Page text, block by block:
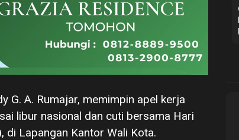
G. A. Rumajar, memimpin apel kerja
libur nasional dan cuti bersama Hari
Lapangan Kantor Wali Kota.